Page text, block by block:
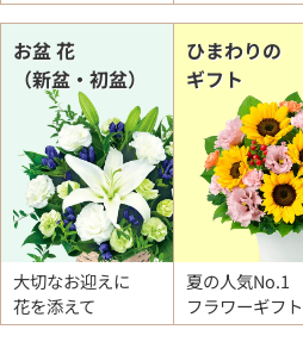
お盆 花
（新盆・初盆）
大切なお迎えに
花を添えて
ひまわりの
ギフト
夏の人気No.1
フラワーギフト